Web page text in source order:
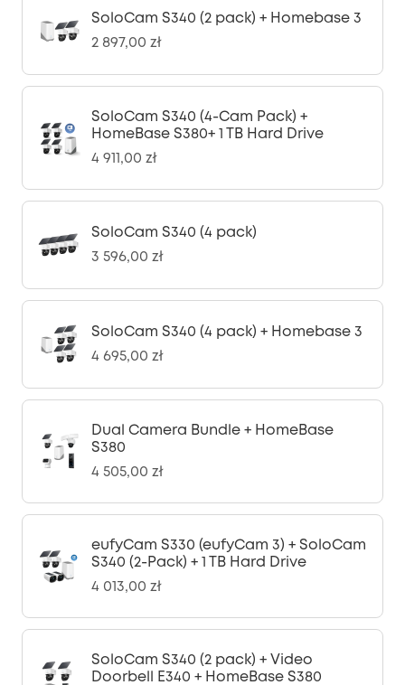
SoloCam S340 (2 pack) + Homebase 3
2 897,00 zł
SoloCam S340 (4-Cam Pack) +
HomeBase S380+ 1 TB Hard Drive
4 911,00 zł
SoloCam S340 (4 pack)
3 596,00 zł
SoloCam S340 (4 pack) + Homebase 3
4 695,00 zł
Dual Camera Bundle + HomeBase
S380
4 505,00 zł
eufyCam S330 (eufyCam 3) + SoloCam
S340 (2-Pack) + 1 TB Hard Drive
4 013,00 zł
SoloCam S340 (2 pack) + Video
Doorbell E340 + HomeBase S380